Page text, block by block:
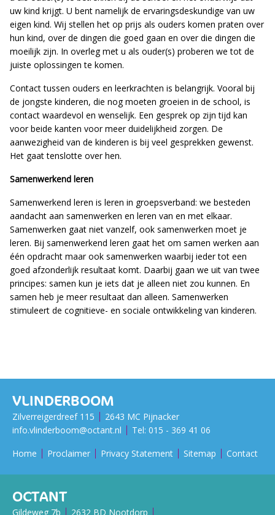
uw kind krijgt. U bent namelijk de ervaringsdeskundige van uw
eigen kind. Wij stellen het op prijs als ouders komen praten over
hun kind, over de dingen die goed gaan en over die dingen die
moeilijk zijn. In overleg met u als ouder(s) proberen we tot de
juiste oplossingen te komen.
Contact tussen ouders en leerkrachten is belangrijk. Vooral bij
de jongste kinderen, die nog moeten groeien in de school, is
contact waardevol en wenselijk. Een gesprek op zijn tijd kan
voor beide kanten voor meer duidelijkheid zorgen. De
aanwezigheid van de kinderen is bij veel gesprekken gewenst.
Het gaat tenslotte over hen.
Samenwerkend leren
Samenwerkend leren is leren in groepsverband: we besteden
aandacht aan samenwerken en leren van en met elkaar.
Samenwerken gaat niet vanzelf, ook samenwerken moet je
leren. Bij samenwerkend leren gaat het om samen werken aan
één opdracht maar ook samenwerken waarbij ieder tot een
goed afzonderlijk resultaat komt. Daarbij gaan we uit van twee
principes: samen kun je iets dat je alleen niet zou kunnen. En
samen heb je meer resultaat dan alleen. Samenwerken
stimuleert de cognitieve- en sociale ontwikkeling van kinderen.
VLINDERBOOM
Zilverreigerdreef 115
2643 MC Pijnacker
info.vlinderboom@octant.nl
Tel: 015 - 369 41 06
Home
Proclaimer Privacy Statement Sitemap Contact
OCTANT
Gildeweg 7b 2632 BD Nootdorp